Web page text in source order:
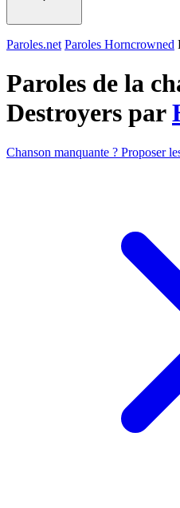
Paroles.net Paroles Horncrowned
Paroles de la
Destroyers par
Chanson manquante ? Proposer